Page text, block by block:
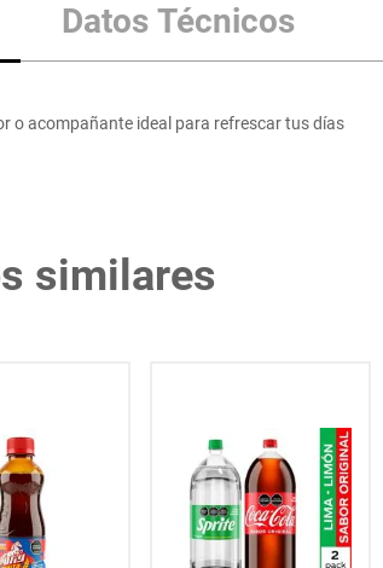
Datos Técnicos
o acompañante ideal para refrescar tus días
similares